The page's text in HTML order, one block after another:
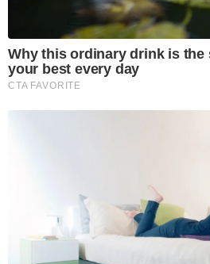
Why this ordinary drink is the
your best every day
CTA FAVORITE